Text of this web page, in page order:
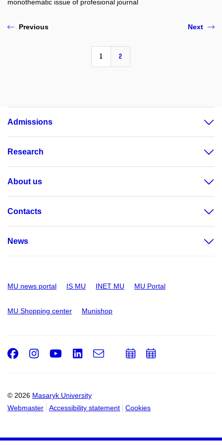
monothematic issue of profesional journal
Previous
1 2
Next
Admissions
Research
About us
Contacts
News
MU news portal IS MU INET MU MU Portal
MU Shopping center Munishop
© 2026 Masaryk University
Webmaster
Accessibility statement Cookies
Facebook
Instagram
Youtube
LinkedIn
e-
AddAdd